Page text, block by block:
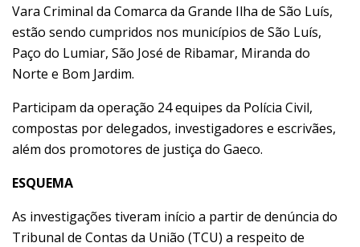
Vara Criminal da Comarca da Grande Ilha de São Luís,
estão sendo cumpridos nos municípios de São Luís,
Paço do Lumiar, São José de Ribamar, Miranda do
Norte e Bom Jardim.
Participam da operação 24 equipes da Polícia Civil,
compostas por delegados, investigadores e escrivães,
além dos promotores de justiça do Gaeco.
ESQUEMA
As investigações tiveram início a partir de denúncia do
Tribunal de Contas da União (TCU) a respeito de